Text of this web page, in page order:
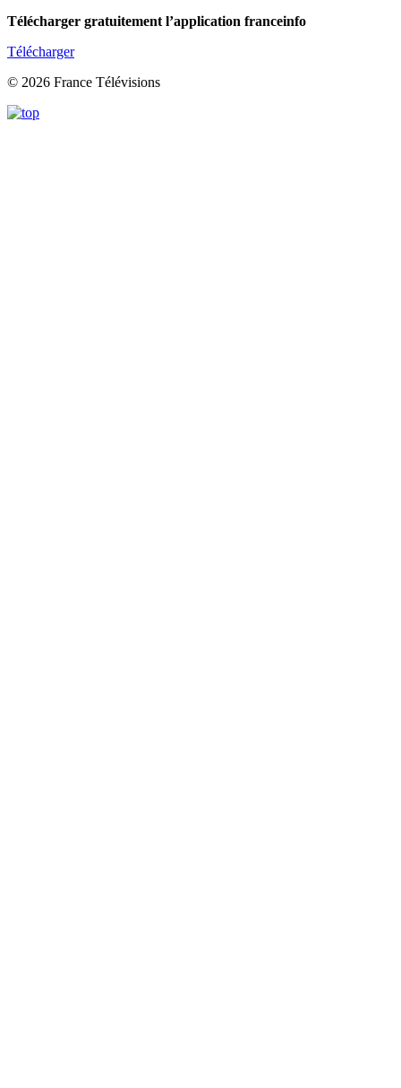
Télécharger gratuitement l’application franceinfo
Télécharger
© 2026 France Télévisions